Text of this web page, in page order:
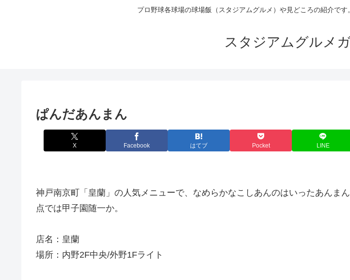
プロ野球各球場の球場飯（スタジアムグルメ）や見どころの紹介で
スタジアムグルメ
ぱんだあんまん
X Facebook はてブ Pocket LINE
神戸南京町「皇蘭」の人気メニューで、なめらかなこしあんのはいったあんま
点では甲子園随一か。
店名：皇蘭
場所：内野2F中央/外野1Fライト